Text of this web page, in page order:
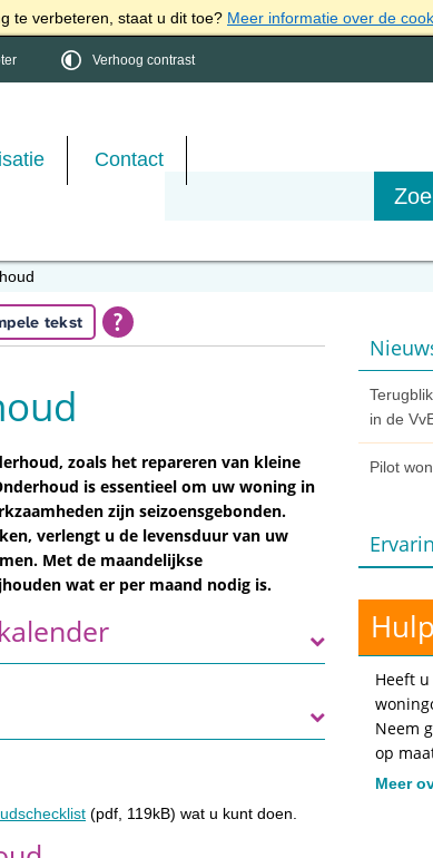
te verbeteren, staat u dit toe? Meer informatie over de
Verhoog contrast
Contact
tekst
zoals het repareren van kleine
is essentieel om uw woning in
zijn seizoensgebonden.
verlengt u de levensduur van uw
Met de maandelijkse
wat er per maand nodig is.
(pdf, 119kB) wat u kunt doen.
in de
Pilot
Heeft
Neem
op
Meer